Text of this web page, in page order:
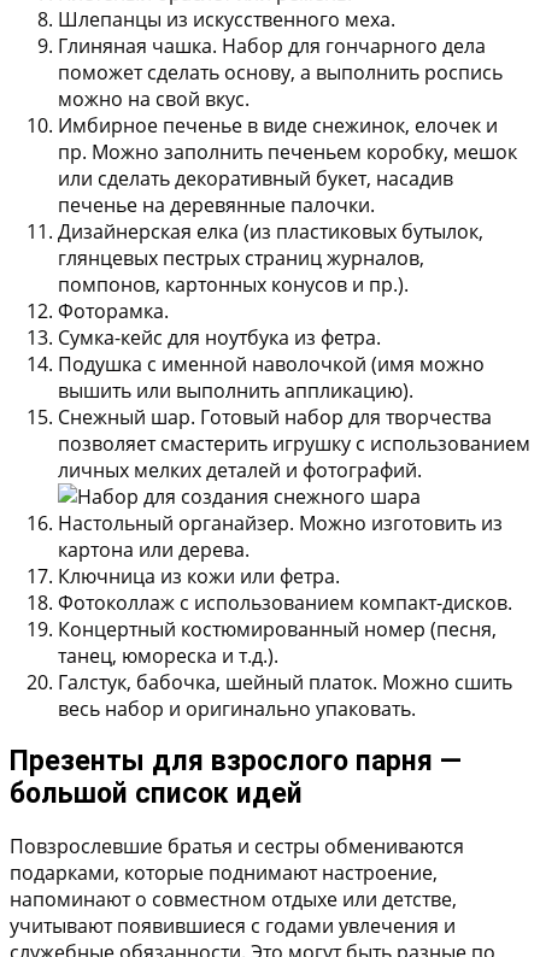
Шлепанцы из искусственного меха.
Глиняная чашка. Набор для гончарного дела
поможет сделать основу, а выполнить роспись
можно на свой вкус.
Имбирное печенье в виде снежинок, елочек и
пр. Можно заполнить печеньем коробку, мешок
или сделать декоративный букет, насадив
печенье на деревянные палочки.
Дизайнерская елка (из пластиковых бутылок,
глянцевых пестрых страниц журналов,
помпонов, картонных конусов и пр.).
Фоторамка.
Сумка-кейс для ноутбука из фетра.
Подушка с именной наволочкой (имя можно
вышить или выполнить аппликацию).
Снежный шар. Готовый набор для творчества
позволяет смастерить игрушку с использованием
личных мелких деталей и фотографий.
Настольный органайзер. Можно изготовить из
картона или дерева.
Ключница из кожи или фетра.
Фотоколлаж с использованием компакт-дисков.
Концертный костюмированный номер (песня,
танец, юмореска и т.д.).
Галстук, бабочка, шейный платок. Можно сшить
весь набор и оригинально упаковать.
Презенты для взрослого парня —
большой список идей
Повзрослевшие братья и сестры обмениваются
подарками, которые поднимают настроение,
напоминают о совместном отдыхе или детстве,
учитывают появившиеся с годами увлечения и